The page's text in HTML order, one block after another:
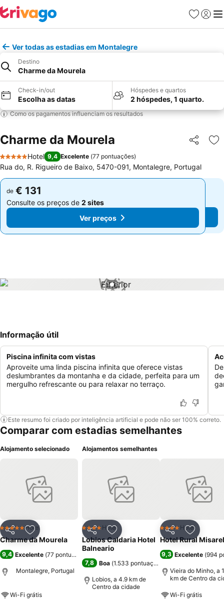
Favoritos
Iniciar
Ver todas as estadias em Montalegre
Destino
Charme da Mourela
Check-in/out
Escolha as datas
Hóspedes e quartos
2 hóspedes, 1 quarto.
Como os pagamentos influenciam os resultados
Charme da Mourela Partilhar
5 Estrelas
Hotel 9,4 Excelente (77 pontuações)
Rua do, R. Rigueiro de Baixo, 5470-091, Montalegre, Portugal
de € 131
Consulte os preços de 2 sites
Ver preços
de € 131
Consulte os preços de 2 sites
Ver preços
1 / 1
Informação útil
Piscina infinita com vistas
Aproveite uma linda piscina infinita que oferece vistas
deslumbrantes da montanha e da cidade, perfeita para um
mergulho refrescante ou para relaxar no terraço.
Este resumo foi criado por inteligência artificial e pode não ser 100% correto.
Comparar com estadias semelhantes
Alojamento selecionado
PartilharAdicionar aos favoritos
5 EstrelasHotel
Charme da Mourela
9,4 Excelente (77 pontuações
Montalegre, Portugal
Wi-Fi grátis
Alojamentos semelhantes
PartilharAdicionar aos favoritos
4 EstrelasHotel
Lobios Caldaria Hotel
Balneario
7,8 Boa (1.533 pontuações
Lobios, a 4.9 km de
Centro da cidade
Partilhar
4 EstrelasHotel
Hotel Rural
9,3 Excelente (994
Vieira do Minho, a
km de Centro da
Wi-Fi grátis